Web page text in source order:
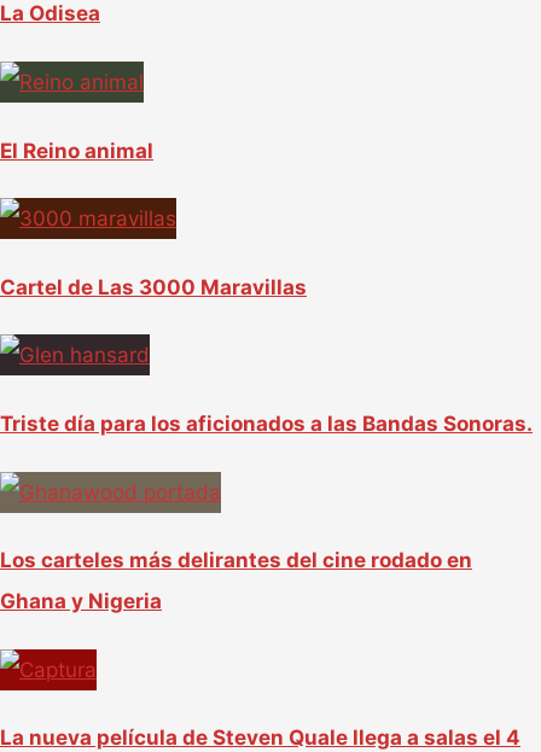
La Odisea
El Reino animal
Cartel de Las 3000 Maravillas
Triste día para los aficionados a las Bandas Sonoras.
Los carteles más delirantes del cine rodado en
Ghana y Nigeria
La nueva película de Steven Quale llega a salas el 4